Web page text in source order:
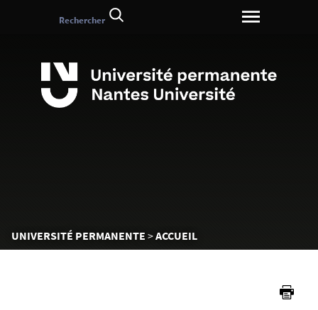
Vous
êtes
UNIVERSITÉ PERMANENTE ACCUEIL
Rechercher